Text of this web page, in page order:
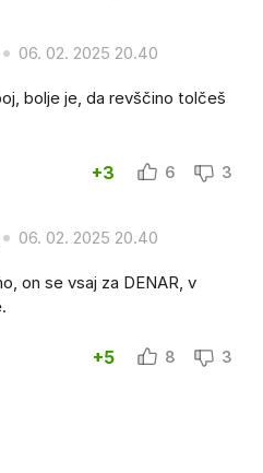
06. 02. 2025 20.40
bolje je, da revščino tolčeš
+3 6 3
06. 02. 2025 20.40
on se vsaj za DENAR, v
+5 8 3